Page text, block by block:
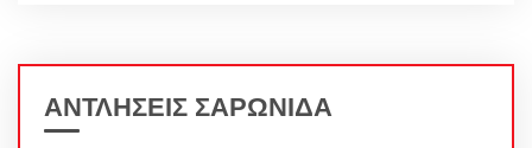
ΑΝΤΛΗΣΕΙΣ ΣΑΡΩΝΙΔΑ